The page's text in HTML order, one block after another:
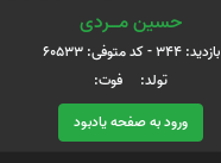
حسین مــــردی
بازدید: 344 - کد متوفی: 60533
تولد: فوت:
ورود به صفحه یادبود